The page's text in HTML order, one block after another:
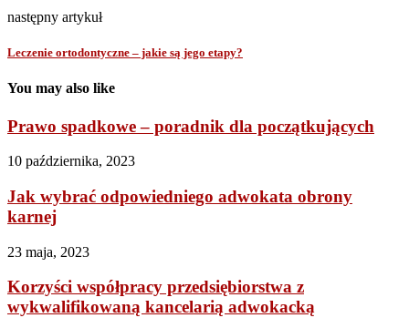
następny artykuł
Leczenie ortodontyczne – jakie są jego etapy?
You may also like
Prawo spadkowe – poradnik dla początkujących
10 października, 2023
Jak wybrać odpowiedniego adwokata obrony
karnej
23 maja, 2023
Korzyści współpracy przedsiębiorstwa z
wykwalifikowaną kancelarią adwokacką